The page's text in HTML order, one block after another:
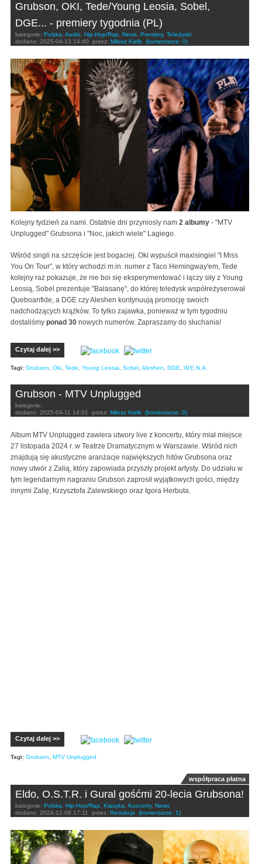
Grubson, OKI, Tede/Young Leosia, Sobel,
DGE... - premiery tygodnia (PL)
kategorie: Polska, Audio, Hip-Hop/Rap, News, Premiery, Teledyski
dodano: 2025-04-13 14:40 przez: Miłosz Kiełb (komentarze: 0)
Kolejny tydzień za nami. Ostatnie dni przyniosly nam 2 albumy - "MTV
Unplugged" Grubsona i "Noc, jakich wiele" Lagiego.
Wśród singli na szczęście jest bogaciej. Oki wypuścił maxisingiel "I Miss
You On Tour", w który wchodzi m.in. numer z Taco Hemingway'em, Tede
kolejny raz pokazuje, że nie boi się eksperymentować i łączy siły z Young
Leosią, Sobel prezentuje "Balasanę", do której teledysk współreżyserował
Queboanfide, a DGE czy Aleshen kontynuują promocję swoich
nadchodzących krążków. To tylko zajawka, ponieważ w tym tygodniu
dostaliśmy ponad 30 nowych numerów. Zapraszamy do słuchania!
Czytaj dalej >>
Tagi: Grubson, Oki, Tede, Young Leosia, Sobel , Aleshen, DGE, W.E.N.A.
Grubson - MTV Unplugged
kategorie:
dodano: 2025-04-11 14:01 przez: Miłosz Kiełb (komentarze: 0)
Album MTV Unplugged zawiera utwory live z koncertu, który miał miejsce
27 listopada 2024 r. w Teatrze Dramatycznym w Warszawie. Wśród nich
znajdują się akustyczne aranżacje największych hitów Grubsona oraz
nowy utwór z Zalią, który zapowiada przyszły projekt artysty. Do udziału w
tym legendarnym nagraniu Grubson zaprosił wyjątkowych gości, między
innymi Zalię, Krzysztofa Zalewskiego oraz Igora Herbuta.
Czytaj dalej >>
Tagi: Grubson, MTV Unplugged
współpraca płatna
Eldo, O.S.T.R. i Gural gośćmi 20-lecia Grubsona!
kategorie: Polska, Hip-Hop/Rap, Klasyka, Koncerty, News
dodano: 2024-12-08 17:11 przez: Redakcja (komentarze: 1)